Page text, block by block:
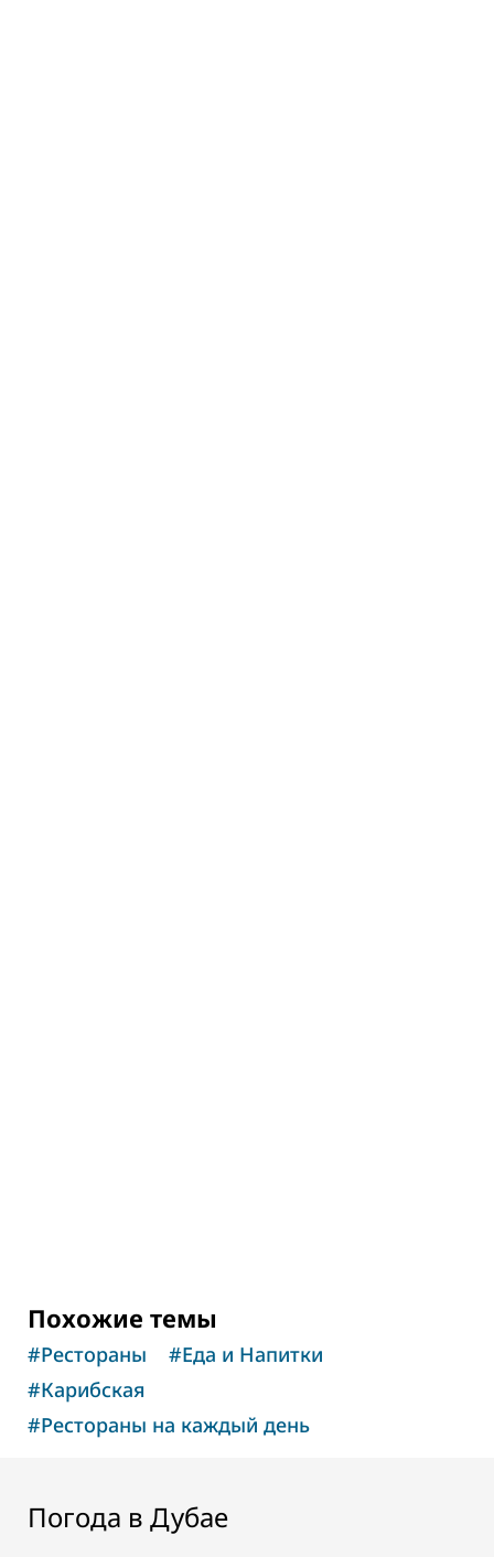
Похожие темы
#Рестораны #Еда и Напитки
#Карибская
#Рестораны на каждый день
Погода в Дубае